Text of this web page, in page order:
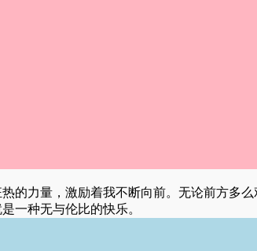
的力量，激励着我不断向前。无论前方多
一种无与伦比的快乐。